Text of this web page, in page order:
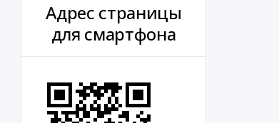
Адрес страницы
для смартфона